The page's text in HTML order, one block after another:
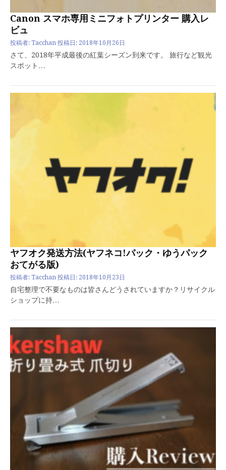
Canon スマホ専用ミニフォトプリンター 購入レ
ビュ
投稿者: Tacchan 投稿日: 2018年10月26日
さて、2018年平成最後の紅葉シーズン到来です。 旅行など観光
スポット…
ヤフオク発送方法(ヤフネコ!パック・ゆうパック
おてがる版)
投稿者: Tacchan 投稿日: 2018年10月23日
自宅整理で不要なものは皆さんどうされていますか？リサイクル
ショップに持…